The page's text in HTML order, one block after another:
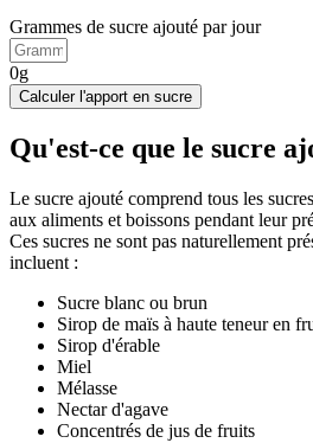
Grammes de sucre ajouté par jour
0g
Calculer l'apport en sucre
Qu'est-ce que le sucre
Le sucre ajouté comprend tous les
aux aliments et boissons pendant leur
Ces sucres ne sont pas naturellement
incluent :
Sucre blanc ou brun
Sirop de maïs à haute teneur en
Sirop d'érable
Miel
Mélasse
Nectar d'agave
Concentrés de jus de fruits